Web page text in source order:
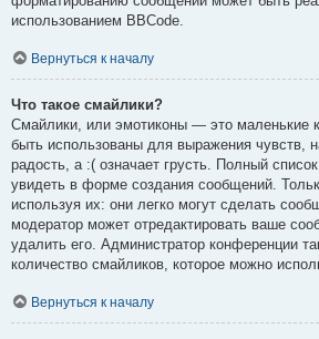
использованием BBCode.
Вернуться к началу
Что такое смайлики?
Смайлики, или эмотиконы — это маленькие
быть использованы для выражения чувств,
радость, а :( означает грусть. Полный
увидеть в форме создания сообщений.
используя их: они легко могут сделать
модератор может отредактировать ваше
удалить его. Администратор конференции
количество смайликов, которое можно
Вернуться к началу